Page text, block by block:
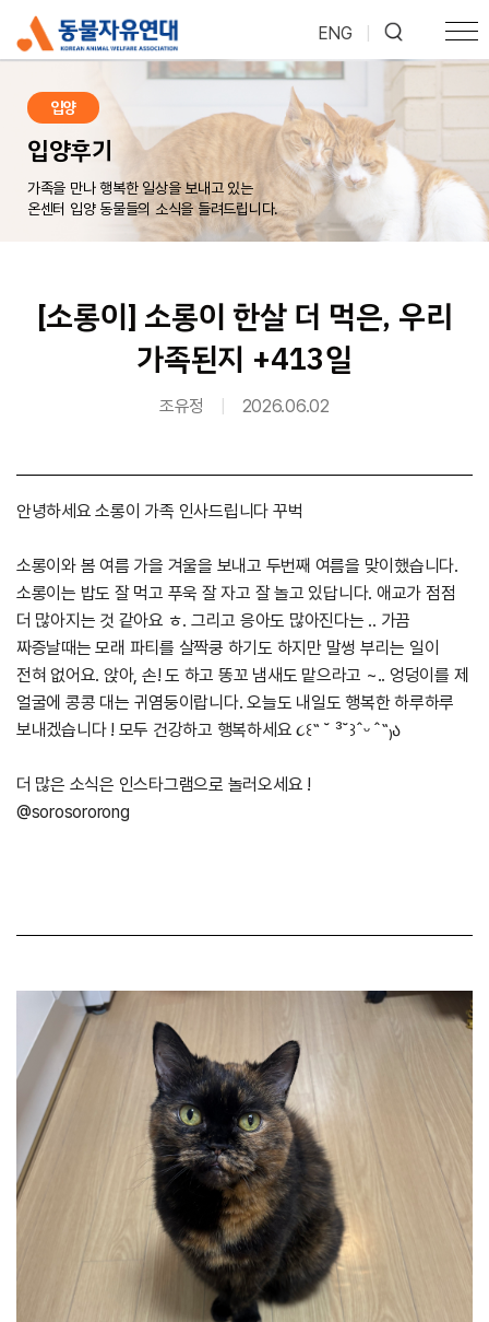
ENG
입양
입양후기
가족을 만나 행복한 일상을 보내고 있는
온센터 입양 동물들의 소식을 들려드립니다.
[소롱이] 소롱이 한살 더 먹은, 우리
가족된지 +413일
조유정 2026.06.02
안녕하세요 소롱이 가족 인사드립니다 꾸벅
소롱이와 봄 여름 가을 겨울을 보내고 두번째 여름을 맞이했습니다.
소롱이는 밥도 잘 먹고 푸욱 잘 자고 잘 놀고 있답니다. 애교가 점점
더 많아지는 것 같아요 ㅎ. 그리고 응아도 많아진다는 .. 가끔
짜증날때는 모래 파티를 살짝쿵 하기도 하지만 말썽 부리는 일이
전혀 없어요. 앉아, 손! 도 하고 똥꼬 냄새도 맡으라고 ~.. 엉덩이를 제
얼굴에 콩콩 대는 귀염둥이랍니다. 오늘도 내일도 행복한 하루하루
보내겠습니다 ! 모두 건강하고 행복하세요 ૮꒰˶ ˘ ³˘꒱ˆᵕ ˆ˶₎ა
더 많은 소식은 인스타그램으로 놀러오세요 !
@sorosororong